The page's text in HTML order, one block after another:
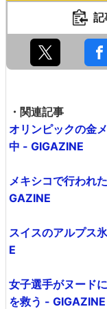
記
・関連記事
オリンピックの金
中 - GIGAZINE
メキシコで行われ
GAZINE
スイスのアルプス
E
女子選手がヌード
を救う - GIGAZINE